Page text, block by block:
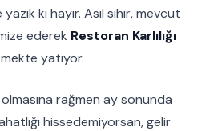
ki hayır. Asıl sihir, mevcut
ederek Restoran Karlılığı
yatıyor.
rağmen ay sonunda
hissedemiyorsan, gelir